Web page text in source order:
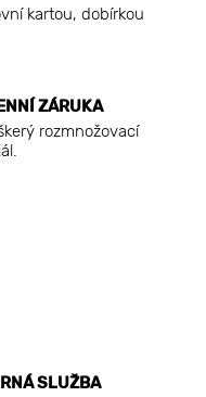
kartou, dobírkou
ZÁRUKA
rozmnožovací
SLUŽBA